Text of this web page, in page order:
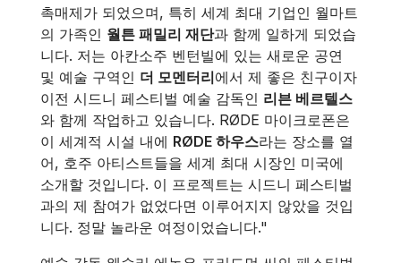
촉매제가 되었으며, 특히 세계 최대 기업인 월마트
의 가족인 월튼 패밀리 재단과 함께 일하게 되었습
니다. 저는 아칸소주 벤턴빌에 있는 새로운 공연
및 예술 구역인 더 모멘터리에서 제 좋은 친구이자
이전 시드니 페스티벌 예술 감독인 리븐 베르텔스
와 함께 작업하고 있습니다. RØDE 마이크로폰은
이 세계적 시설 내에 RØDE 하우스라는 장소를 열
어, 호주 아티스트들을 세계 최대 시장인 미국에
소개할 것입니다. 이 프로젝트는 시드니 페스티벌
과의 제 참여가 없었다면 이루어지지 않았을 것입
니다. 정말 놀라운 여정이었습니다."